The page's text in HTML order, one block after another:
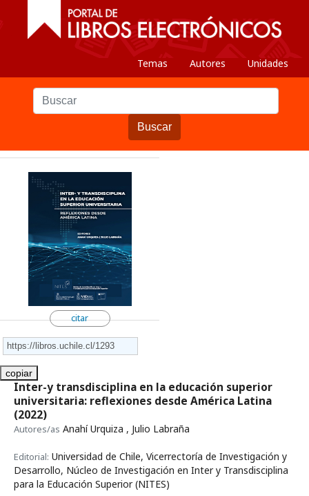
Temas Autores Unidades
Buscar
citar
copiar
Inter-y transdisciplina en la educación superior
universitaria: reflexiones desde América Latina
(2022)
Autores/as Anahí Urquiza , Julio Labraña
Editorial: Universidad de Chile, Vicerrectoría de Investigación y
Desarrollo, Núcleo de Investigación en Inter y Transdisciplina
para la Educación Superior (NITES)